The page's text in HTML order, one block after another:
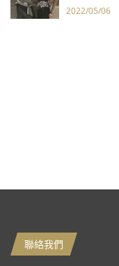
2022/05/06
聯絡我們